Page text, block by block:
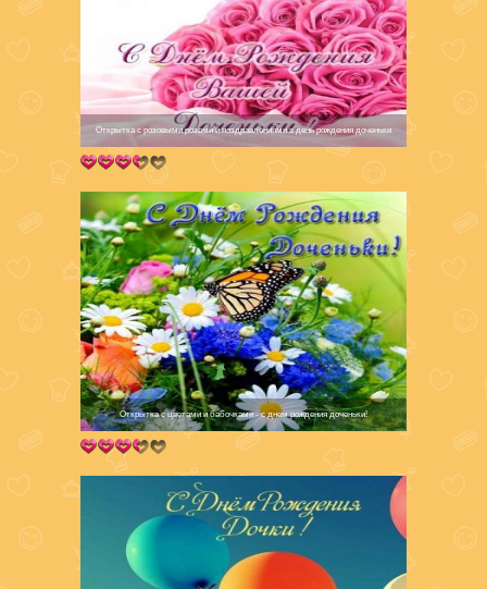
Открытка с розовыми розами и поздравлениями в день рождения доченьки
Открытка с цветами и бабочками - с днем рождения доченьки!